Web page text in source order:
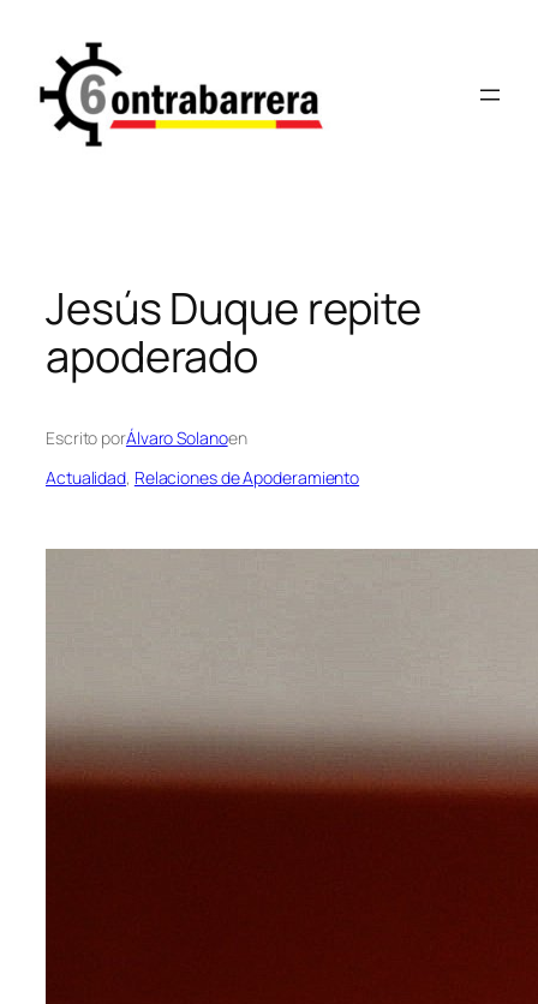
contenido
Jesús Duque repite
apoderado
Escrito porÁlvaro Solanoen
Actualidad, Relaciones de Apoderamiento